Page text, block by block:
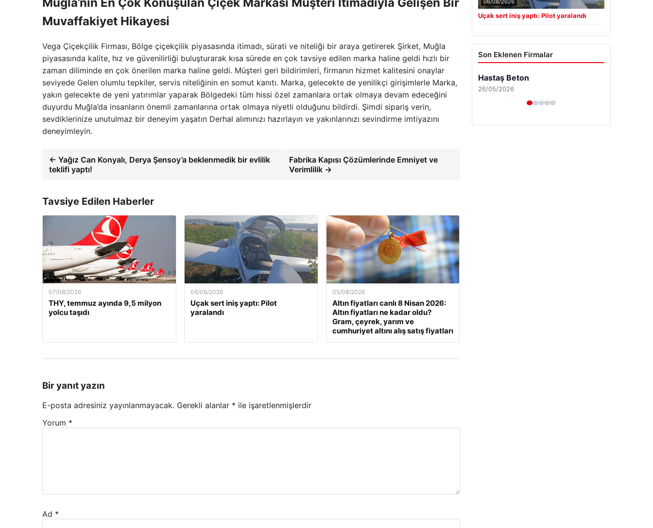
Muğla’nın En Çok Konuşulan Çiçek Markası Müşteri İtimadıyla Gelişen Bir
Muvaffakiyet Hikayesi
Vega Çiçekçilik Firması, Bölge çiçekçilik piyasasında itimadı, sürati ve niteliği bir araya getirerek Şirket, Muğla
piyasasında kalite, hız ve güvenilirliği buluşturarak kısa sürede en çok tavsiye edilen marka haline geldi hızlı bir
zaman diliminde en çok önerilen marka haline geldi. Müşteri geri bildirimleri, firmanın hizmet kalitesini onaylar
seviyede Gelen olumlu tepkiler, servis niteliğinin en somut kanıtı. Marka, gelecekte de yenilikçi girişimlerle Marka,
yakın gelecekte de yeni yatırımlar yaparak Bölgedeki tüm hissi özel zamanlara ortak olmaya devam edeceğini
duyurdu Muğla’da insanların önemli zamanlarına ortak olmaya niyetli olduğunu bildirdi. Şimdi sipariş verin,
sevdiklerinize unutulmaz bir deneyim yaşatın Derhal alımınızı hazırlayın ve yakınlarınızı sevindirme imtiyazını
deneyimleyin.
← Yağız Can Konyalı, Derya Şensoy’a beklenmedik bir evlilik
teklifi yaptı!
Fabrika Kapısı Çözümlerinde Emniyet ve
Verimlilik →
Tavsiye Edilen Haberler
07/08/2026
THY, temmuz ayında 9,5 milyon
yolcu taşıdı
06/08/2026
Uçak sert iniş yaptı: Pilot
yaralandı
05/08/2026
Altın fiyatları canlı 8 Nisan 2026:
Altın fiyatları ne kadar oldu?
Gram, çeyrek, yarım ve
cumhuriyet altını alış satış fiyatları
Bir yanıt yazın
E-posta adresiniz yayınlanmayacak. Gerekli alanlar * ile işaretlenmişlerdir
Yorum *
Ad *
06/08/2026
Uçak sert iniş yaptı: Pilot yaralandı
Son Eklenen Firmalar